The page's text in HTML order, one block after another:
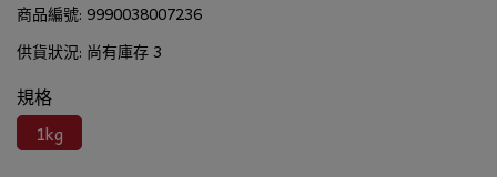
商品編號: 9990038007236
供貨狀況: 尚有庫存 3
規格
1kg